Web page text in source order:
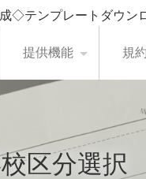
◇テンプレートダウ
提供機能 規
区分選択